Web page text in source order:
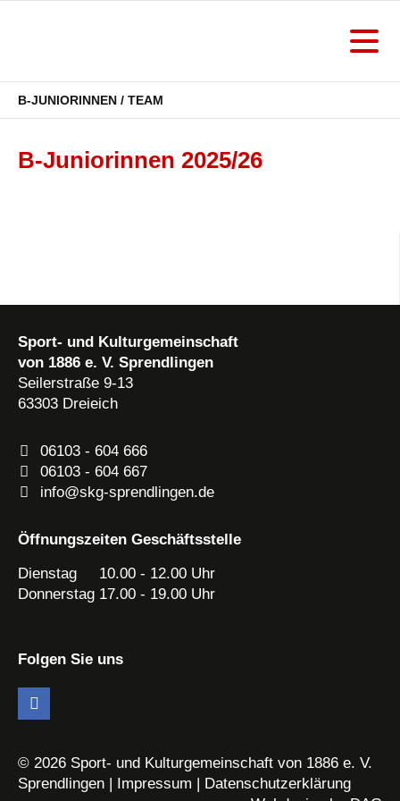
B-JUNIORINNEN / TEAM
B-Juniorinnen 2025/26
Sport- und Kulturgemeinschaft
von 1886 e. V. Sprendlingen
Seilerstraße 9-13
63303 Dreieich
06103 - 604 666
06103 - 604 667
info@skg-sprendlingen.de
Öffnungszeiten Geschäftsstelle
Dienstag 10.00 - 12.00 Uhr
Donnerstag 17.00 - 19.00 Uhr
Folgen Sie uns
© 2026 Sport- und Kulturgemeinschaft von 1886 e. V.
Sprendlingen | Impressum | Datenschutzerklärung